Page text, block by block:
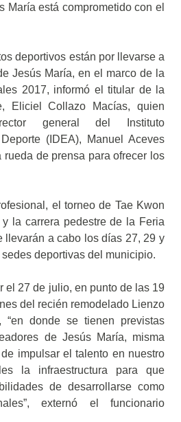
María está comprometido con el
deportivos están por llevarse a
Jesús María, en el marco de la
2017, informó el titular de la
Eliciel Collazo Macías, quien
general del Instituto
(IDEA), Manuel Aceves
rueda de prensa para ofrecer los
el torneo de Tae Kwon
y la carrera pedestre de la Feria
llevarán a cabo los días 27, 29 y
deportivas del municipio.
el 27 de julio, en punto de las 19
del recién remodelado Lienzo
“en donde se tienen previstas
de Jesús María, misma
impulsar el talento en nuestro
la infraestructura para que
de desarrollarse como
externó el funcionario